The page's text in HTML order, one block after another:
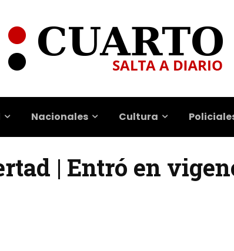
Nacionales Cultura
| Entró en